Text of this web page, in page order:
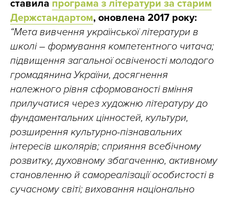
ставила програма з літератури за старим
Держстандартом, оновлена 2017 року:
“Мета вивчення української літератури в
школі – формування компетентного читача;
підвищення загальної освіченості молодого
громадянина України, досягнення
належного рівня сформованості вміння
прилучатися через художню літературу до
фундаментальних цінностей, культури,
розширення культурно-пізнавальних
інтересів школярів; сприяння всебічному
розвитку, духовному збагаченню, активному
становленню й самореалізації особистості в
сучасному світі; виховання національно